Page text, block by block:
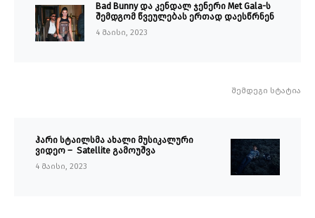
Bad Bunny და კენდალ ჯენერი Met Gala-ს
შემდგომ წვეულებას ერთად დაესწრნენ
4 მაისი, 2023
შემდეგი სტატია
ჰარი სტაილსმა ახალი მუსიკალური
ვიდეო – Satellite გამოუშვა
4 მაისი, 2023